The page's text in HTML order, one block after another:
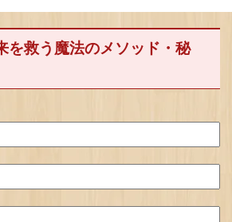
を救う魔法のメソッド・秘